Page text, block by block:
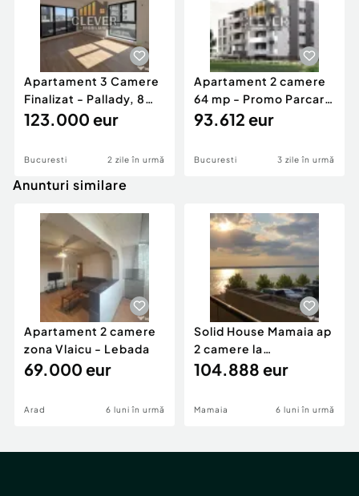
Apartament 3 Camere
Finalizat - Pallady, 8
min metrou Teclu
123.000 eur
Bucuresti 2 zile în urmă
Apartament 2 camere
64 mp - Promo Parcare
comision 0, Pal...
93.612 eur
Bucuresti 3 zile în urmă
Anunturi similare
Apartament 2 camere
zona Vlaicu - Lebada
69.000 eur
Arad 6 luni în urmă
Solid House Mamaia ap
2 camere la
cheie,langa Mega
104.888 eur
Mamaia 6 luni în urmă